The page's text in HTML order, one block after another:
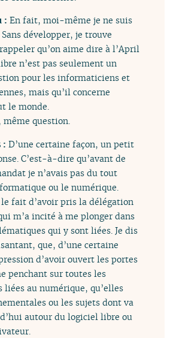
:En fait, moi-même je ne suis
développer, je trouve
qu’on aime dire à l’April
n’est pas seulement un
pour les informaticiens et
mais qu’il concerne
le monde.
même question.
:D’une certaine façon, un petit
C’est-à-dire qu’avant de
je n’avais pas du tout
ou le numérique.
fait d’avoir pris la délégation
m’a incité à me plonger dans
qui y sont liées. Je dis
que, d’une certaine
d’avoir ouvert les portes
penchant sur toutes les
liées au numérique, qu’elles
ou les sujets dont va
autour du logiciel libre ou